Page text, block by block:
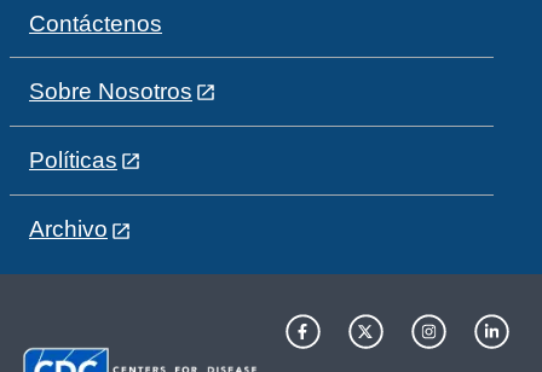
Contáctenos
Sobre Nosotros
Políticas
Archivo